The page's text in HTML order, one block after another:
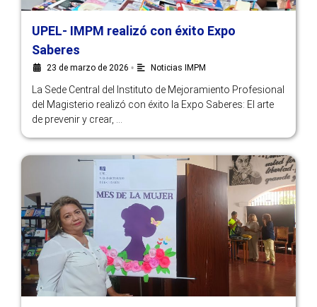
UPEL- IMPM realizó con éxito Expo
Saberes
23 de marzo de 2026 • Noticias IMPM
La Sede Central del Instituto de Mejoramiento Profesional
del Magisterio realizó con éxito la Expo Saberes: El arte
de prevenir y crear, …